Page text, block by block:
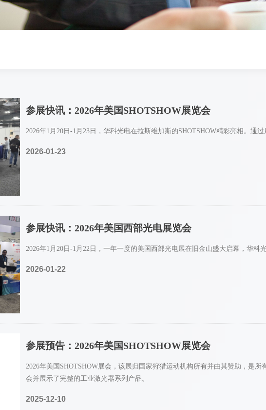
参展快讯：2026年美国SHOTSHOW展览会
2026年1月20日-1月23日，华科光电在拉斯维加斯的SHOTSHOW精彩亮相。通
2026-01-23
参展快讯：2026年美国西部光电展览会
2026年1月20日-1月22日，一年一度的美国西部光电展在旧金山盛大启幕，华科
2026-01-22
参展预告：2026年美国SHOTSHOW展览会
2026年美国SHOTSHOW展会，该展归国家狩猎运动机构所有并由其赞助，是
会并展示了完整的工业激光器系列产品。
2025-12-10